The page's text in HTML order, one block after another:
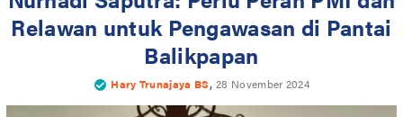
Relawan untuk Pengawasan di Pantai
Balikpapan
Hary Trunajaya BS,28 November 2024